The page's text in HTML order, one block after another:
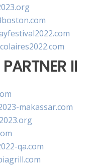
II
makassar.com
qa.com